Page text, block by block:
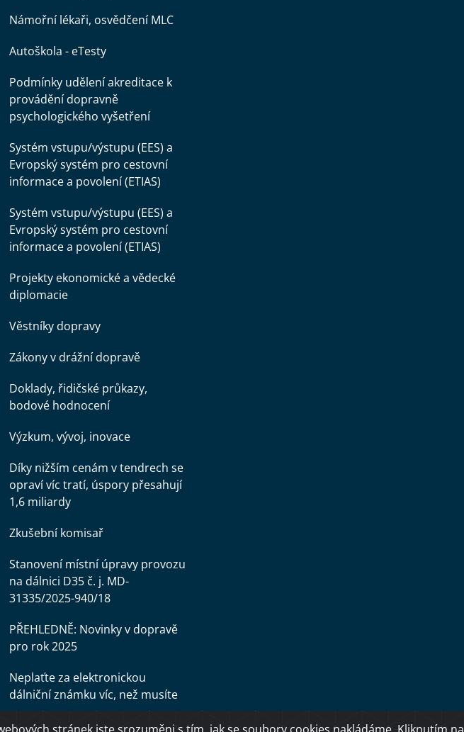
Námořní lékaři, osvědčení MLC
Autoškola - eTesty
Podmínky udělení akreditace k
provádění dopravně
psychologického vyšetření
Systém vstupu/výstupu (EES) a
Evropský systém pro cestovní
informace a povolení (ETIAS)
Systém vstupu/výstupu (EES) a
Evropský systém pro cestovní
informace a povolení (ETIAS)
Projekty ekonomické a vědecké
diplomacie
Věstníky dopravy
Zákony v drážní dopravě
Doklady, řidičské průkazy,
bodové hodnocení
Výzkum, vývoj, inovace
Díky nižším cenám v tendrech se
opraví víc tratí, úspory přesahují
1,6 miliardy
Zkušební komisař
Stanovení místní úpravy provozu
na dálnici D35 č. j. MD-
31335/2025-940/18
PŘEHLEDNĚ: Novinky v dopravě
pro rok 2025
Neplaťte za elektronickou
dálniční známku víc, než musíte
stránek jste srozuměni s tím, jak se soubory cookies nakládáme. Kliknutím na